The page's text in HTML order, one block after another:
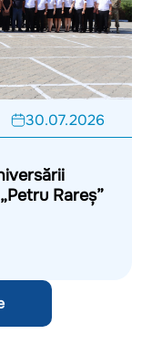
30.07.2026
Rareș”